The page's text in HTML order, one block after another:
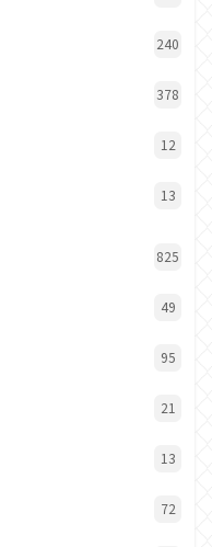
240
378
12
13
825
49
95
21
13
72